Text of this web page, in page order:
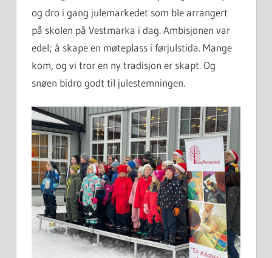
og dro i gang julemarkedet som ble arrangert
på skolen på Vestmarka i dag. Ambisjonen var
edel; å skape en møteplass i førjulstida. Mange
kom, og vi tror en ny tradisjon er skapt. Og
snøen bidro godt til julestemningen.